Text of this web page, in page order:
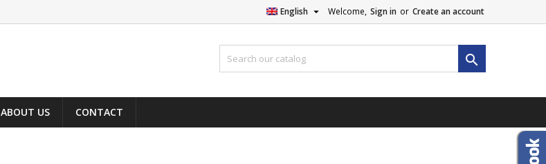
Welcome, Sign in or Create an account
English 

ABOUT US CONTACT